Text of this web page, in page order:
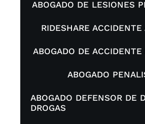
ABOGADO DE LESIONES
RIDESHARE ACCIDENTE
ABOGADO DE
ABOGADO
ABOGADO DEFENSOR DE
DROGAS